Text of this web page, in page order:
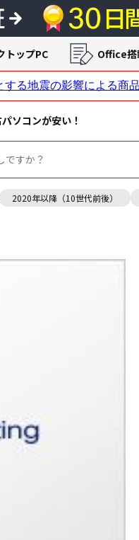
ソコンが安い！
2020年以降（10世代前後）
トップPC Office搭